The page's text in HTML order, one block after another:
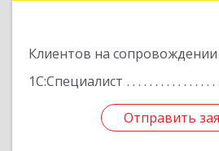
Клиентов на сопровождении
1С:Специалист
Отправить
Отправить